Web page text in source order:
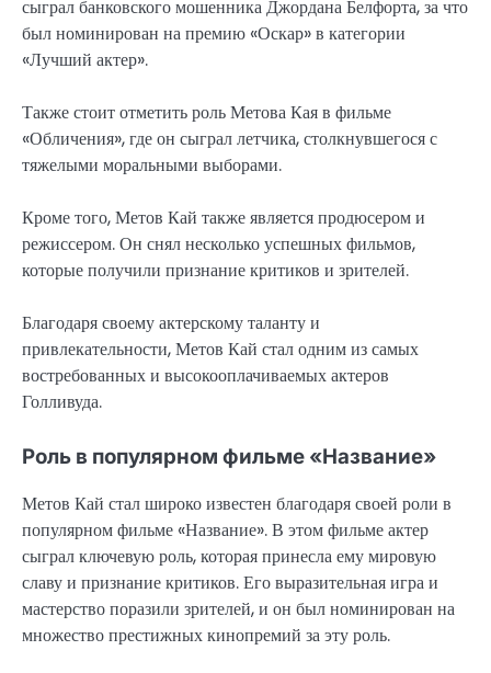
сыграл банковского мошенника Джордана Белфорта, за что
был номинирован на премию «Оскар» в категории
«Лучший актер».
Также стоит отметить роль Метова Кая в фильме
«Обличения», где он сыграл летчика, столкнувшегося с
тяжелыми моральными выборами.
Кроме того, Метов Кай также является продюсером и
режиссером. Он снял несколько успешных фильмов,
которые получили признание критиков и зрителей.
Благодаря своему актерскому таланту и
привлекательности, Метов Кай стал одним из самых
востребованных и высокооплачиваемых актеров
Голливуда.
Роль в популярном фильме «Название»
Метов Кай стал широко известен благодаря своей роли в
популярном фильме «Название». В этом фильме актер
сыграл ключевую роль, которая принесла ему мировую
славу и признание критиков. Его выразительная игра и
мастерство поразили зрителей, и он был номинирован на
множество престижных кинопремий за эту роль.